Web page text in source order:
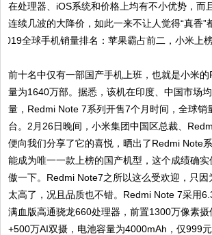
在处理器、iOS系统和价格上均有不小优势，而
连续几波的大降价，如此一来不让人觉得“真香”
前十名中仅有一部国产手机上班，也就是小米
量为1640万部。据悉，该机在印度、中国市场
量，Redmi Note 7系列开售7个月时间，全球销
台。2月26日晚间，小米集团中国区总裁、
便向我们分享了它的喜悦，晒出了Redmi Note系
能成为唯一一款上榜的国产机型，这个成绩确
傲一下。Redmi Note7之所以这么受欢迎，只因
太高了，况且品质也不错。Redmi Note 7采用
满血版高通骁龙660处理器，前置1300万像素
+500万AI双摄，电池容量为4000mAh，仅999